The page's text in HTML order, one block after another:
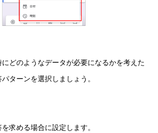
どのようなデータが必要になるかを考えた
ターンを選択しましょう。
求める場合に設定します。